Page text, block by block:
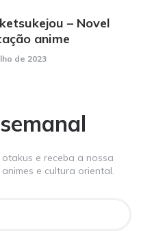
– Novel
anime
de 2023
otakus e receba a nossa
e cultura oriental.